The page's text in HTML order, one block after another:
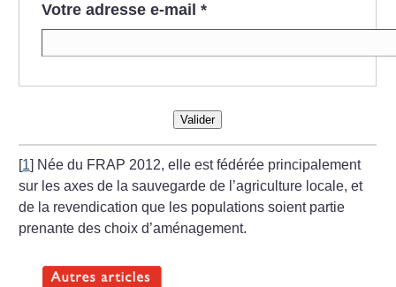
Votre adresse e-mail *
Valider
[1] Née du FRAP 2012, elle est fédérée principalement
sur les axes de la sauvegarde de l’agriculture locale, et
de la revendication que les populations soient partie
prenante des choix d’aménagement.